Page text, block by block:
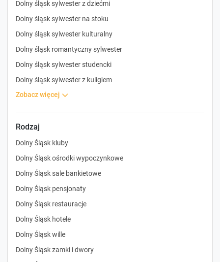
Dolny śląsk sylwester z dziećmi
Dolny śląsk sylwester na stoku
Dolny śląsk sylwester kulturalny
Dolny śląsk romantyczny sylwester
Dolny śląsk sylwester studencki
Dolny śląsk sylwester z kuligiem
zobacz więcej
Rodzaj
Dolny Śląsk kluby
Dolny Śląsk ośrodki wypoczynkowe
Dolny Śląsk sale bankietowe
Dolny Śląsk pensjonaty
Dolny Śląsk restauracje
Dolny Śląsk hotele
Dolny Śląsk wille
Dolny Śląsk zamki i dwory